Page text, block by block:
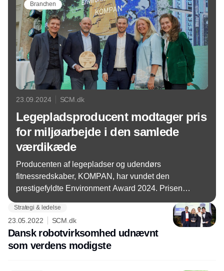
Branchen
23.09.2024 SCM.dk
Legepladsproducent modtager pris
for miljøarbejde i den samlede
værdikæde
Producenten af legepladser og udendørs
fitnessredskaber, KOMPAN, har vundet den
prestigefyldte Environment Award 2024. Prisen
virksomhed, der bevidst arbejder på at minimere
påvirkningen af klimaet.
Strategi & ledelse
23.05.2022 SCM.dk
Dansk robotvirksomhed udnævnt
som verdens modigste